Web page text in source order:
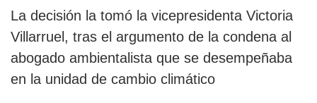
La decisión la tomó la vicepresidenta Victoria
Villarruel, tras el argumento de la condena al
abogado ambientalista que se desempeñaba
en la unidad de cambio climático